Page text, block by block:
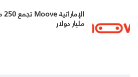
مليار دولار